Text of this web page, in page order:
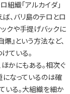
織「アルカイダ」
、バリ島のテロとロ
クや手提げバックに
』という方法など、
ている。
かにもある。相次ぐ
なっているのは確
いる。大組織を細か